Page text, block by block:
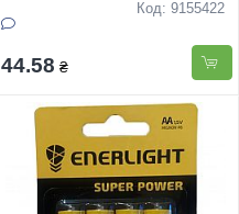
Код: 9155422
44.58 ₴